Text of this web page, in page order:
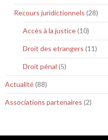
Recours juridictionnels (28)
Accès à la justice(10)
Droit des etrangers (11)
Droit pénal (5)
Actualité(88)
Associations partenaires (2)